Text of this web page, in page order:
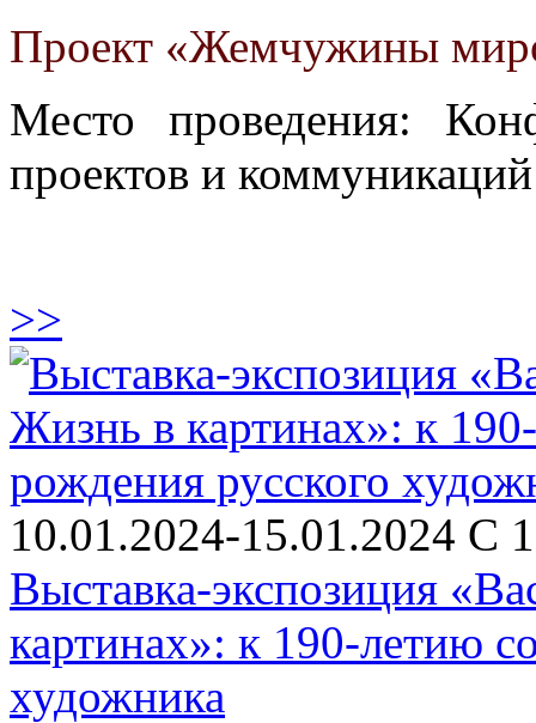
Проект «Жемчужины
Место проведения:
проектов и коммуникаций
>>
10.01.2024-15.01.2024 С
Выставка-экспозиция
картинах»: к 190-летию
художника